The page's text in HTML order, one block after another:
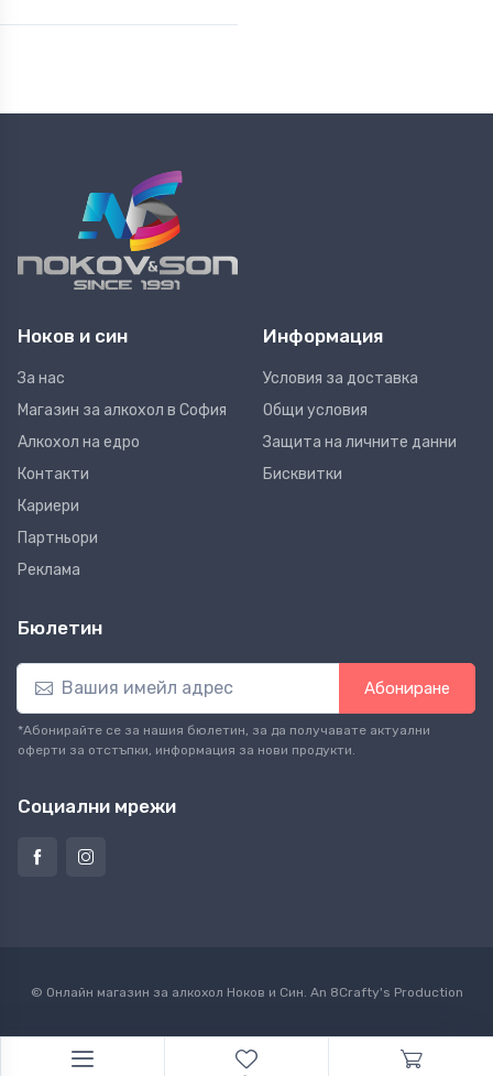
Ноков и син
За нас
Магазин за алкохол в София
Алкохол на едро
Контакти
Кариери
Партньори
Реклама
Информация
Условия за доставка
Общи условия
Защита на личните данни
Бисквитки
Бюлетин
Абониране
*Абонирайте се за нашия бюлетин, за да получавате актуални
оферти за отстъпки, информация за нови продукти.
Социални мрежи
© Онлайн магазин за алкохол Ноков и Син. An 8Crafty's Production